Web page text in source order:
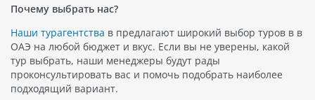
Почему выбрать нас?
Наши турагентства в предлагают широкий выбор туров в в
ОАЭ на любой бюджет и вкус. Если вы не уверены, какой
тур выбрать, наши менеджеры будут рады
проконсультировать вас и помочь подобрать наиболее
подходящий вариант.